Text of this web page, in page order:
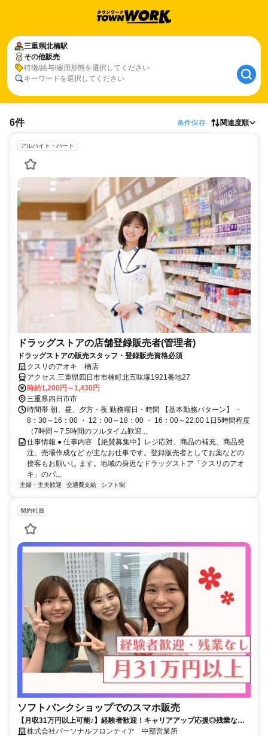
三重県北楠駅
その他販売
特徴/給与/雇用形態を選択してください
キーワードを選択してください
6件 条件保存 関連度順
アルバイト・パート
ドラッグストアの店舗登録販売者(管理者)
ドラッグストアの販売スタッフ・登録販売資格必須
クスリのアオキ 楠店
アクセス 三重県四日市市楠町北五味塚1921番地27
時給1,200円～1,430円
三重県四日市市
時間帯 朝、昼、夕方・夜 勤務曜日・時間 【基本勤務パターン】 ・
8：30～16：00 ・ 12：00～18：00 ・ 16：00～22:00 1日5時間程度
（7時間～7.5時間のフルタイム歓迎...
仕事情報 ● 仕事内容 【絶賛募集中】レジ応対、商品の補充、商品発
注、売場作成など が主なお仕事です。登録販売者としてお薬などの
接客もお願いし ます。地域の身近なドラッグストア「クスリのアオ
キ」のパ...
主婦・主夫歓迎 交通費支給 シフト制
契約社員
ソフトバンクショップでのスマホ販売
【月収31万円以上可能♪】経験者歓迎！キャリアアップ応援◎残業なし&
フルタイム！即日ok★
株式会社パーソナルフロンティア 中部営業所